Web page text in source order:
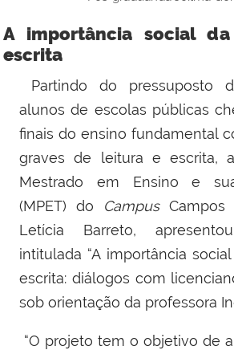
A importância social
escrita
Partindo do pressuposto
alunos de escolas públicas
finais do ensino fundamental
graves de leitura e escrita,
Mestrado em Ensino e
(MPET) do
Campus Campos
Letícia Barreto,
intitulada “A importância
escrita: diálogos com
sob orientação da professora
“O projeto tem o objetivo de